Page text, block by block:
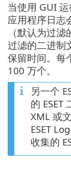
当使用 GUI 运
应用程序日志
（默认为过
过滤的二进制
保留时间。每
100 万个。
另一个
的 ESET
XML 或
ESET
收集的